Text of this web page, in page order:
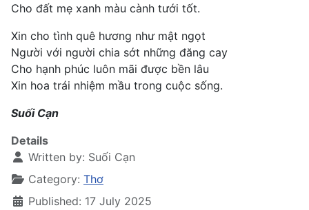
Cho đất mẹ xanh màu cành tưới tốt.
Xin cho tình quê hương như mật ngọt
Người với người chia sớt những đăng cay
Cho hạnh phúc luôn mãi được bền lâu
Xin hoa trái nhiệm mầu trong cuộc sống.
Suối Cạn
Details
Written by: Suối Cạn
Category: Thơ
Published: 17 July 2025